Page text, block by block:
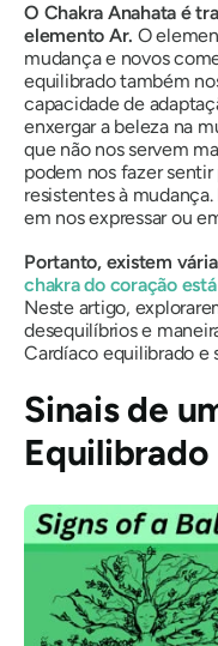
O Chakra Anahata é
elemento Ar. O
mudança e novos
equilibrado também
capacidade de
enxergar a beleza na
que não nos servem
podem nos fazer
resistentes à
em nos expressar ou
Portanto, existem
chakra do coração
Neste artigo,
desequilíbrios e
Cardíaco equilibrado e
Sinais de
Equilibrado